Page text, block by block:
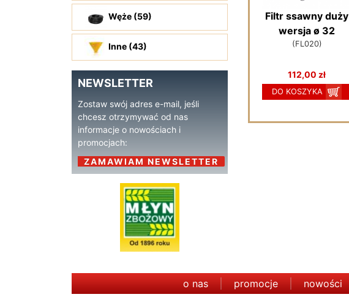
Węże (59)
Inne (43)
NEWSLETTER
Zostaw swój adres e-mail, jeśli
chcesz otrzymywać od nas
informacje o nowościach i
promocjach:
ZAMAWIAM NEWSLETTER
Filtr ssawny duży
wersja ø 32
(FL020)
112,00 zł
DO KOSZYKA
o nas promocje nowości